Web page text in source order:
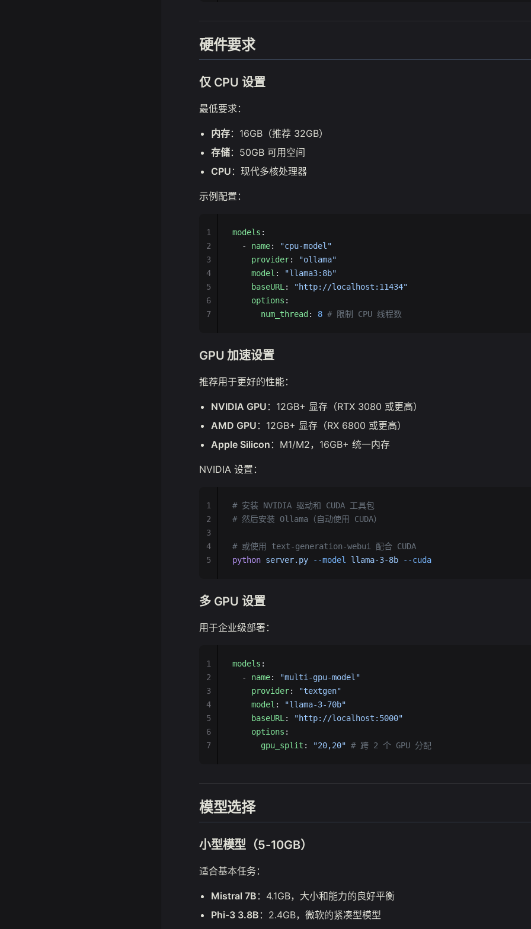
硬件要求
仅 CPU 设置
最低要求：
内存：16GB（推荐 32GB）
存储：50GB 可用空间
CPU ：现代多核处理器
示例配置：
models :
  -
name:
"cpu-model"
    provider
:
"ollama"
    model
:
"llama3:8b"
    baseURL
:
"http://localhost:11434"
    options
:
      num_thread
: 8 # 限制 CPU 线程数
1
2
3
4
5
6
7
GPU 加速设置
推荐用于更好的性能：
NVIDIA GPU ：12GB+ 显存（RTX 3080 或更高）
AMD GPU ：12GB+ 显存（RX 6800 或更高）
Apple Silicon ：M1/M2，16GB+ 统一内存
NVIDIA 设置：
# 安装 NVIDIA 驱动和 CUDA 工具包
# 然后安装 Ollama（自动使用 CUDA）
# 或使用 text-generation-webui 配合 CUDA
python server.py --model llama-3-8b --cuda
1
2
3
4
5
多 GPU 设置
用于企业级部署：
models :
  -
name:
"multi-gpu-model"
    provider
:
"textgen"
    model
:
"llama-3-70b"
    baseURL
:
"http://localhost:5000"
    options
:
      gpu_split
: "20,20" # 跨 2 个 GPU 分配
1
2
3
4
5
6
7
模型选择
小型模型（5-10GB）
适合基本任务：
Mistral 7B ：4.1GB，大小和能力的良好平衡
Phi-3 3.8B ：2.4GB，微软的紧凑型模型